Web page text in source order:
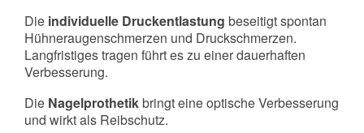
Die individuelle Druckentlastung beseitigt spontan
Hühneraugenschmerzen und Druckschmerzen.
Langfristiges tragen führt es zu einer dauerhaften
Verbesserung.
Die Nagelprothetikbringt eine optische Verbesserung
und wirkt als Reibschutz.